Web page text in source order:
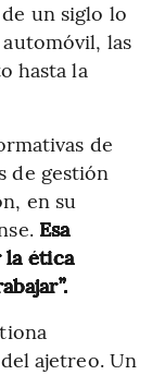
un siglo lo
las
hasta la
de
de gestión
en su
Esa
ética
ajetreo. Un